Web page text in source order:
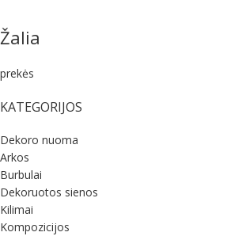
KATEGORIJOS
Dekoro nuoma
Arkos
Burbulai
Dekoruotos sienos
Kilimai
Kompozicijos
Žalia
prekės